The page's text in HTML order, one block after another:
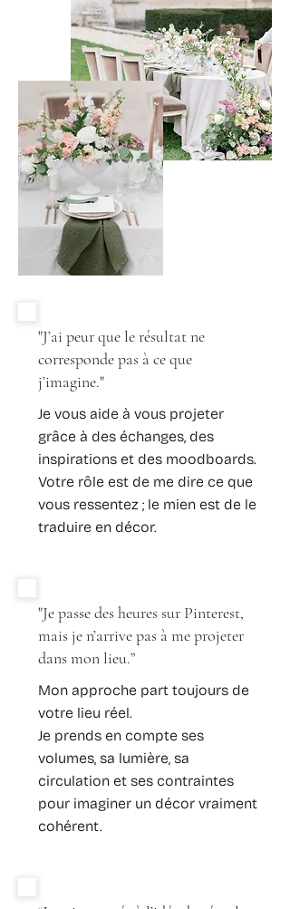
"J’ai peur que le résultat ne
corresponde pas à ce que
j’imagine."
Je vous aide à vous projeter
grâce à des échanges, des
inspirations et des moodboards.
Votre rôle est de me dire ce que
vous ressentez ; le mien est de le
traduire en décor.
"Je passe des heures sur Pinterest,
mais je n’arrive pas à me projeter
dans mon lieu.”
Mon approche part toujours de
votre lieu réel.
Je prends en compte ses
volumes, sa lumière, sa
circulation et ses contraintes
pour imaginer un décor vraiment
cohérent.